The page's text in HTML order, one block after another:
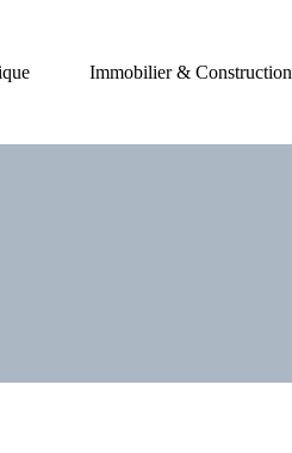
Immobilier & Construction